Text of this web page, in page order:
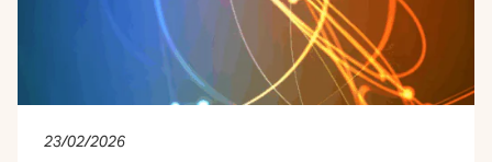
23/02/2026